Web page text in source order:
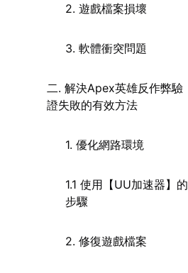
2. 遊戲檔案損壞
3. 軟體衝突問題
二. 解決Apex英雄反作弊驗
證失敗的有效方法
1. 優化網路環境
1.1 使用【UU加速器】的
步驟
2. 修復遊戲檔案